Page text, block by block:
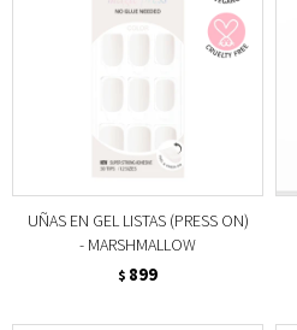
UÑAS EN GEL LISTAS (PRESS ON)
- MARSHMALLOW
$ 899